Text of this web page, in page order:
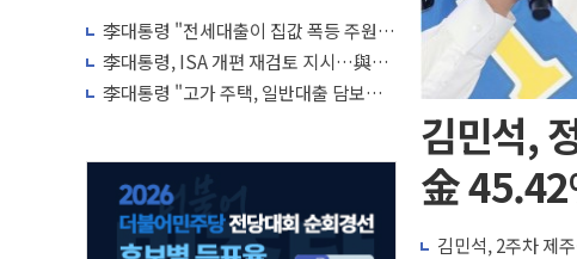
李대통령 "전세대출이 집값 폭등 주원
인…유주택자 제한·규제 강화 검토"
李대통령, ISA 개편 재검토 지시…與
"적극 환영"·野 "졸속 국정"
李대통령 "고가 주택, 일반대출 담보가
김민석,
金
김민석, 2주차 제